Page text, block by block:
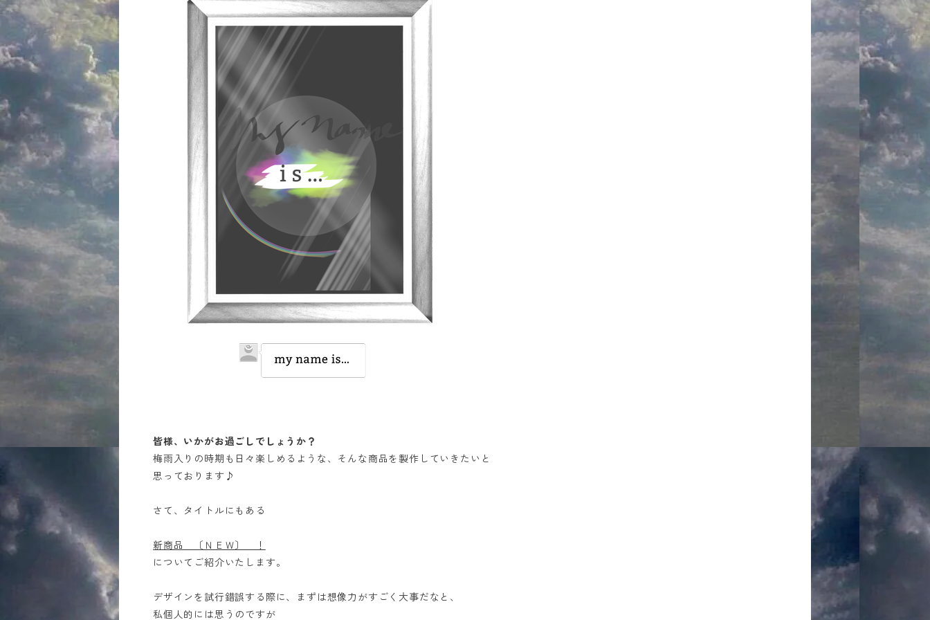
皆様、いかがお過ごしでしょうか？
梅雨入りの時期も日々楽しめるような、そんな商品を製作していきたいと
思っております♪
さて、タイトルにもある
新商品 〔ＮＥＷ〕 ！
につ いてご紹介いたします。
デザインを試行錯誤する際に、まずは想像力がすごく大事だなと、
私個人的には思うのですが